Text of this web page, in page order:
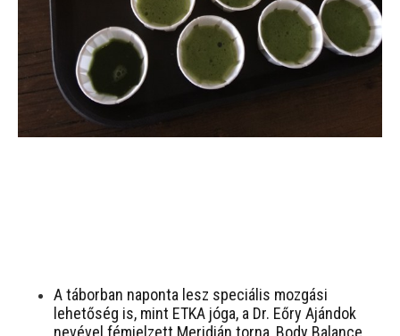
A táborban naponta lesz speciális mozgási
lehetőség is, mint ETKA jóga, a Dr. Eőry Ajándok
nevével fémjelzett Meridián torna, Body Balance,